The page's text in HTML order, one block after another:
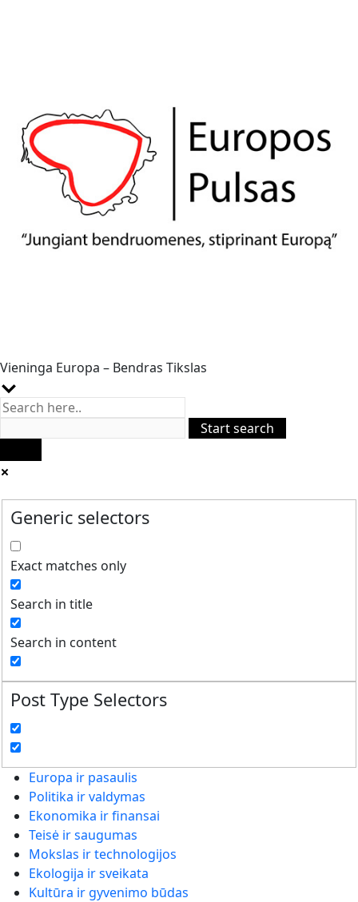
Vieninga Europa – Bendras Tikslas
Generic selectors
Exact matches only
Search in title
Search in content
Post Type Selectors
Europa ir pasaulis
Politika ir valdymas
Ekonomika ir finansai
Teisė ir saugumas
Mokslas ir technologijos
Ekologija ir sveikata
Kultūra ir gyvenimo būdas